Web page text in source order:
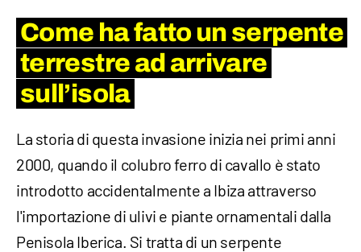
Come ha fatto un serpente
terrestre ad arrivare
sull’isola
La storia di questa invasione inizia nei primi anni
2000, quando il colubro ferro di cavallo è stato
introdotto accidentalmente a Ibiza attraverso
l'importazione di ulivi e piante ornamentali dalla
Penisola Iberica. Si tratta di un serpente